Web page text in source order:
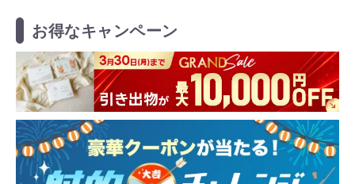
お得なキャンペーン